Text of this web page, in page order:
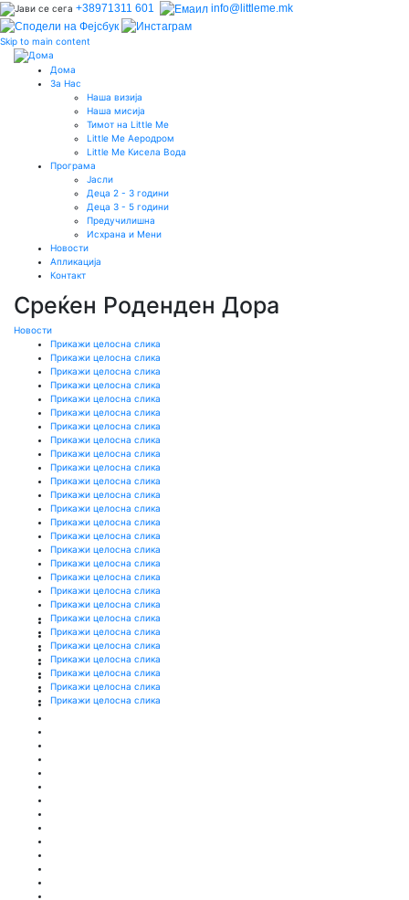
+38971311 601 info@littleme.mk
Skip to main content
Дома
За Нас
Наша визија
Наша мисија
Тимот на Little Me
Little Me Аеродром
Little Me Кисела Вода
Програма
Јасли
Деца 2 - 3 години
Деца 3 - 5 години
Предучилишна
Исхрана и Мени
Новости
Апликација
Контакт
Среќен Роденден Дора
Новости
Прикажи целосна слика
Прикажи целосна слика
Прикажи целосна слика
Прикажи целосна слика
Прикажи целосна слика
Прикажи целосна слика
Прикажи целосна слика
Прикажи целосна слика
Прикажи целосна слика
Прикажи целосна слика
Прикажи целосна слика
Прикажи целосна слика
Прикажи целосна слика
Прикажи целосна слика
Прикажи целосна слика
Прикажи целосна слика
Прикажи целосна слика
Прикажи целосна слика
Прикажи целосна слика
Прикажи целосна слика
Прикажи целосна слика
Прикажи целосна слика
Прикажи целосна слика
Прикажи целосна слика
Прикажи целосна слика
Прикажи целосна слика
Прикажи целосна слика